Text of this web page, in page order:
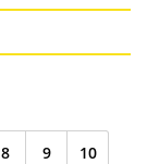
8 9 10